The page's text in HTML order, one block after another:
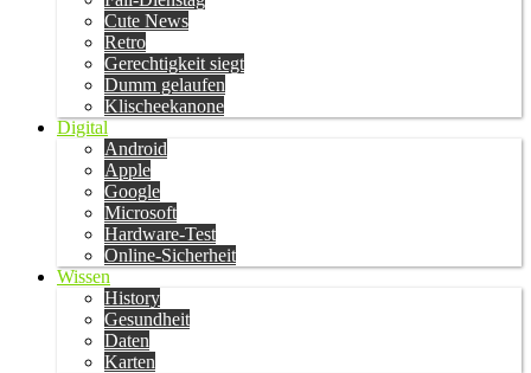
Cute News
Retro
Gerechtigkeit siegt
Dumm gelaufen
Klischeekanone
Digital
Android
Apple
Google
Microsoft
Hardware-Test
Online-Sicherheit
Wissen
History
Gesundheit
Daten
Karten